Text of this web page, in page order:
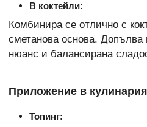
В коктейли:
Комбинира се отлично с
сметанова основа. Допълва
нюанс и балансирана
Приложение в
Топинг: